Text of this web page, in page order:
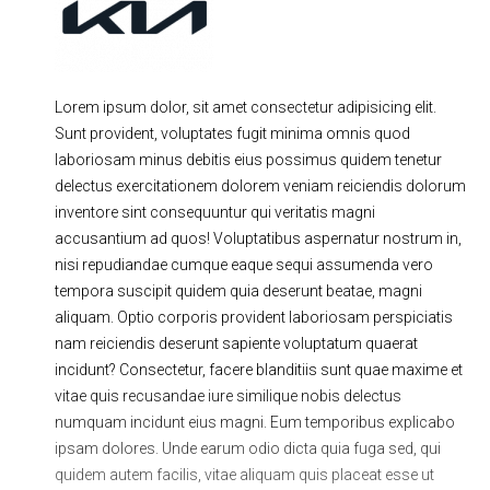
Ходовая часть
Запчасти Двигатель
Тормозная система Замена Ремней
Lorem ipsum dolor, sit amet consectetur adipisicing elit.
Sunt provident, voluptates fugit minima omnis quod
laboriosam minus debitis eius possimus quidem tenetur
delectus exercitationem dolorem veniam reiciendis dolorum
inventore sint consequuntur qui veritatis magni
accusantium ad quos! Voluptatibus aspernatur nostrum in,
nisi repudiandae cumque eaque sequi assumenda vero
tempora suscipit quidem quia deserunt beatae, magni
aliquam. Optio corporis provident laboriosam perspiciatis
nam reiciendis deserunt sapiente voluptatum quaerat
incidunt? Consectetur, facere blanditiis sunt quae maxime et
vitae quis recusandae iure similique nobis delectus
numquam incidunt eius magni. Eum temporibus explicabo
ipsam dolores. Unde earum odio dicta quia fuga sed, qui
quidem autem facilis, vitae aliquam quis placeat esse ut